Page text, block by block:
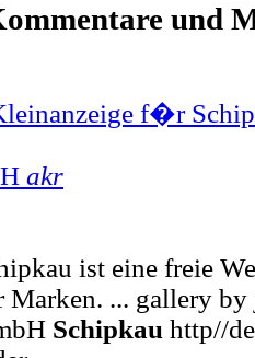
und
f�r
akr
ist eine freie
Marken. ... gallery
Schipkau http//